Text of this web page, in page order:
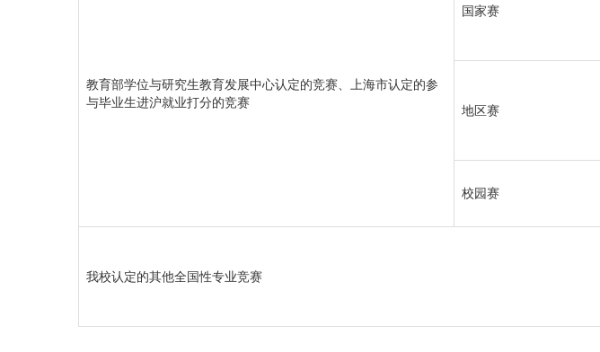
教育部学位与研究生教育发展中心认定的竞赛、上海市认定的参
与毕业生进沪就业打分的竞赛
国家赛
地区赛
校园赛
我校认定的其他全国性专业竞赛